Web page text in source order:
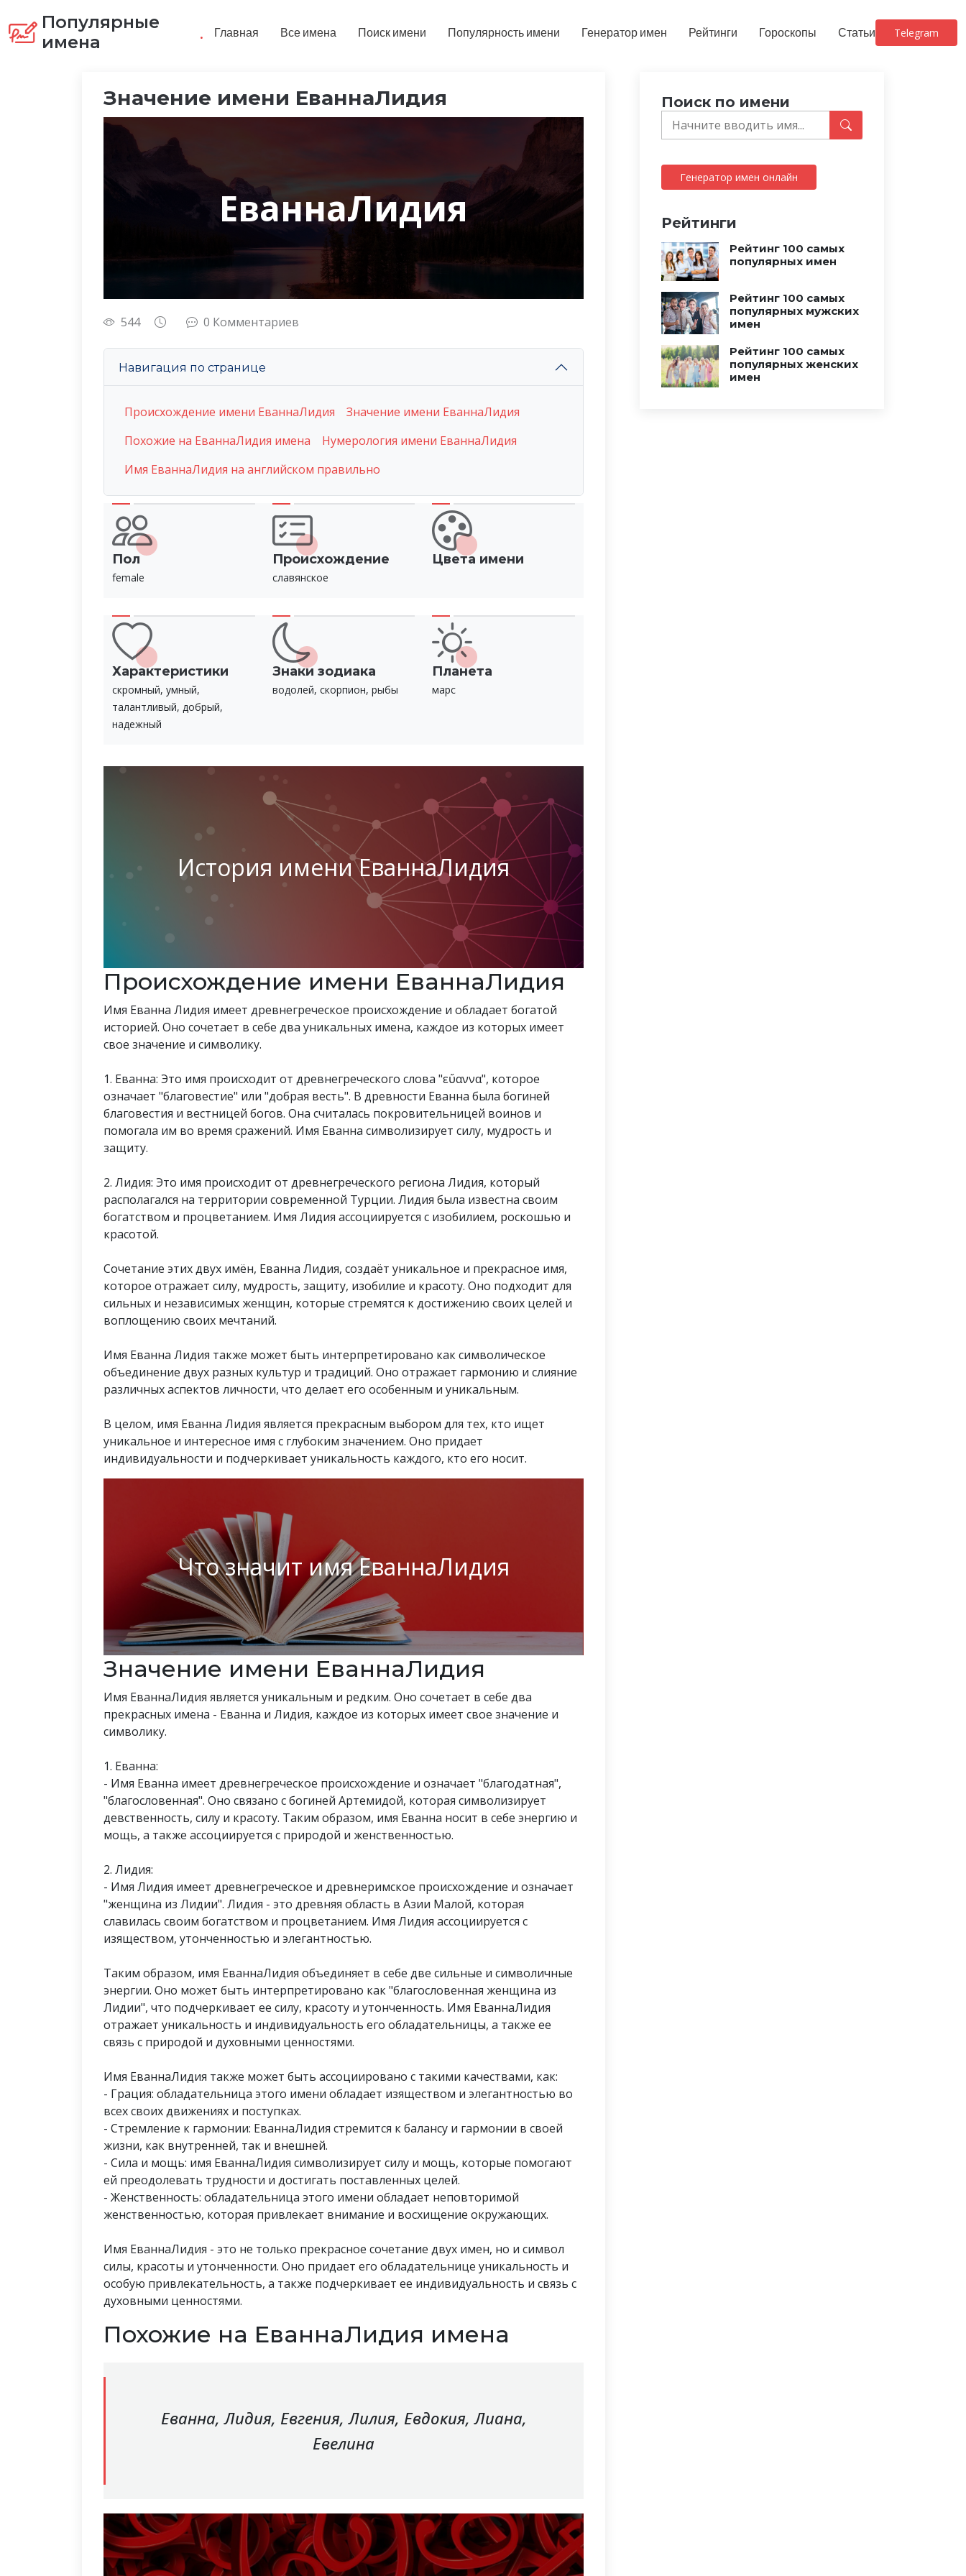
Популярные
имена
. Главная Все имена Поиск имени Популярность имени Генератор имен Рейтинги Гороскопы Статьи Telegram
Значение имени ЕваннаЛидия
ЕваннаЛидия
544 0 Комментариев
Навигация по странице
Происхождение имени ЕваннаЛидия
Значение имени ЕваннаЛидия
Похожие на ЕваннаЛидия имена
Нумерология имени ЕваннаЛидия
Имя ЕваннаЛидия на английском правильно
Пол
female
Происхождение
славянское
Цвета имени
Характеристики
скромный, умный,
талантливый, добрый,
надежный
Знаки зодиака
водолей, скорпион, рыбы
Планета
марс
История имени ЕваннаЛидия
Происхождение имени ЕваннаЛидия
Имя Еванна Лидия имеет древнегреческое происхождение и обладает богатой
историей. Оно сочетает в себе два уникальных имена, каждое из которых имеет
свое значение и символику.
1. Еванна: Это имя происходит от древнегреческого слова "εὔαννα", которое
означает "благовестие" или "добрая весть". В древности Еванна была богиней
благовестия и вестницей богов. Она считалась покровительницей воинов и
помогала им во время сражений. Имя Еванна символизирует силу, мудрость и
защиту.
2. Лидия: Это имя происходит от древнегреческого региона Лидия, который
располагался на территории современной Турции. Лидия была известна своим
богатством и процветанием. Имя Лидия ассоциируется с изобилием, роскошью и
красотой.
Сочетание этих двух имён, Еванна Лидия, создаёт уникальное и прекрасное имя,
которое отражает силу, мудрость, защиту, изобилие и красоту. Оно подходит для
сильных и независимых женщин, которые стремятся к достижению своих целей и
воплощению своих мечтаний.
Имя Еванна Лидия также может быть интерпретировано как символическое
объединение двух разных культур и традиций. Оно отражает гармонию и слияние
различных аспектов личности, что делает его особенным и уникальным.
В целом, имя Еванна Лидия является прекрасным выбором для тех, кто ищет
уникальное и интересное имя с глубоким значением. Оно придает
индивидуальности и подчеркивает уникальность каждого, кто его носит.
Что значит имя ЕваннаЛидия
Значение имени ЕваннаЛидия
Имя ЕваннаЛидия является уникальным и редким. Оно сочетает в себе два
прекрасных имена - Еванна и Лидия, каждое из которых имеет свое значение и
символику.
1. Еванна:
- Имя Еванна имеет древнегреческое происхождение и означает "благодатная",
"благословенная". Оно связано с богиней Артемидой, которая символизирует
девственность, силу и красоту. Таким образом, имя Еванна носит в себе энергию и
мощь, а также ассоциируется с природой и женственностью.
2. Лидия:
- Имя Лидия имеет древнегреческое и древнеримское происхождение и означает
"женщина из Лидии". Лидия - это древняя область в Азии Малой, которая
славилась своим богатством и процветанием. Имя Лидия ассоциируется с
изяществом, утонченностью и элегантностью.
Таким образом, имя ЕваннаЛидия объединяет в себе две сильные и символичные
энергии. Оно может быть интерпретировано как "благословенная женщина из
Лидии", что подчеркивает ее силу, красоту и утонченность. Имя ЕваннаЛидия
отражает уникальность и индивидуальность его обладательницы, а также ее
связь с природой и духовными ценностями.
Имя ЕваннаЛидия также может быть ассоциировано с такими качествами, как:
- Грация: обладательница этого имени обладает изяществом и элегантностью во
всех своих движениях и поступках.
- Стремление к гармонии: ЕваннаЛидия стремится к балансу и гармонии в своей
жизни, как внутренней, так и внешней.
- Сила и мощь: имя ЕваннаЛидия символизирует силу и мощь, которые помогают
ей преодолевать трудности и достигать поставленных целей.
- Женственность: обладательница этого имени обладает неповторимой
женственностью, которая привлекает внимание и восхищение окружающих.
Имя ЕваннаЛидия - это не только прекрасное сочетание двух имен, но и символ
силы, красоты и утонченности. Оно придает его обладательнице уникальность и
особую привлекательность, а также подчеркивает ее индивидуальность и связь с
духовными ценностями.
Похожие на ЕваннаЛидия имена
Еванна, Лидия, Евгения, Лилия, Евдокия, Лиана,
Евелина
Поиск по имени
Генератор имен онлайн
Рейтинги
Рейтинг 100 самых
популярных имен
Рейтинг 100 самых
популярных мужских
имен
Рейтинг 100 самых
популярных женских
имен